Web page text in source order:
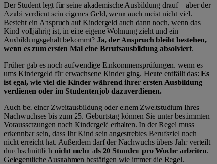
Der Student legt für seine akademische Ausbildung drauf – aber der
Azubi verdient sein eigenes Geld, wenn auch meist nicht viel.
Besteht ein Anspruch auf Kindergeld auch dann noch, wenn das
Kind volljährig ist, in eine eigene Wohnung zieht und ein
Ausbildungsgehalt bekommt? Ja, der Anspruch bleibt bestehen,
wenn es zum ersten Mal eine Berufsausbildung absolviert.
Früher gab es noch aufwendige Einkommensprüfungen, wenn es
ums Kindergeld für erwachsene Kinder ging. Heute entfällt das: Es
ist egal, wie viel die Kinder während ihrer ersten Ausbildung
verdienen oder im Studentenjob dazuverdienen.
Auch bei einer Zweitausbildung oder einem Zweitstudium Ihres
Nachwuchses bis zum 25. Geburtstag können Sie unter bestimmten
Voraussetzungen noch Kindergeld erhalten. In der Regel muss
erkennbar sein, dass Ihr Kind sein angestrebtes Berufsziel noch
nicht erreicht hat. Außerdem darf der Nachwuchs übers Jahr verteilt
durchschnittlich nicht mehr als 20 Stunden pro Woche arbeiten.
Gelegentliche Ausnahmen bestätigen wie immer die Regel.